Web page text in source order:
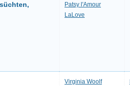
Patsy l'Amour
LaLove
Virginia Woolf